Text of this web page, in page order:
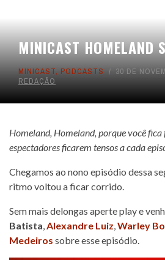
MINICAST HOMELAND
MINICAST, PODCASTS 30 DE
REDAÇÃO
Homeland, Homeland, porque você fica
espectadores ficarem tensos a cada
Chegamos ao nono episódio dessa
ritmo voltou a ficar corrido.
Sem mais delongas aperte play e
Batista,Alexandre Luiz,Warley
Medeiros sobre esse episódio.